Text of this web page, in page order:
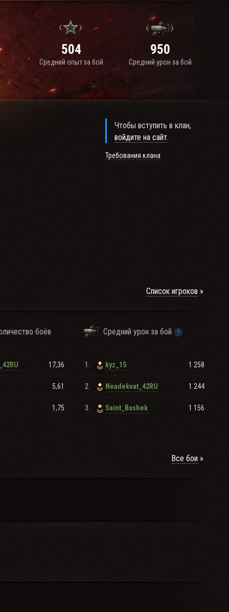
504
Средний опыт за бой
950
Средний урон за бой
Чтобы вступить в клан,
войдите на сайт.
Требования клана
Список игроков
боёв Средний урон за бой
17,36
5,61
1,75
1. kyz_15 1 258
2. Neadekvat_42RU 1 244
3. Saint_Bashek 1 156
Все бои